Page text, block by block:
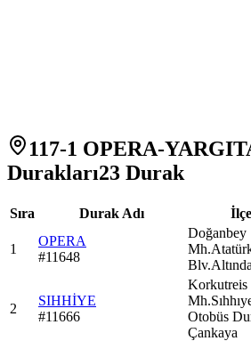
117-1 OPERA-
Durakları23 Durak
Sıra Durak Adı İlçe
1
OPERA
#11648
Doğanbey
2
SIHHİYE
#11666
Korkutreis
Otobüs
Çankaya